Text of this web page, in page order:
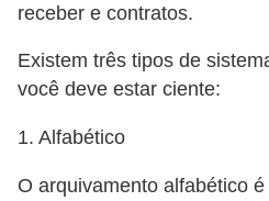
receber e contratos.
Existem três tipos de
você deve estar ciente:
1. Alfabético
O arquivamento alfabético
d
e
e
r
g